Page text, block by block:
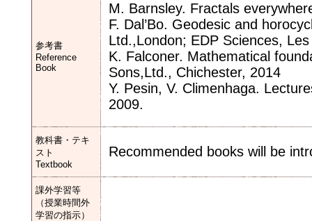
参考書
Reference
Book
M. Barnsley. Fractals
F. Dal’Bo. Geodesic and
Ltd.,London; EDP Sciences,
K. Falconer. Mathematical
Sons,Ltd., Chichester, 2014
Y. Pesin, V. Climenhaga.
2009.
教科書・テキ
スト
Textbook
Recommended books will be
課外学習等
（授業時間外
学習の指示）